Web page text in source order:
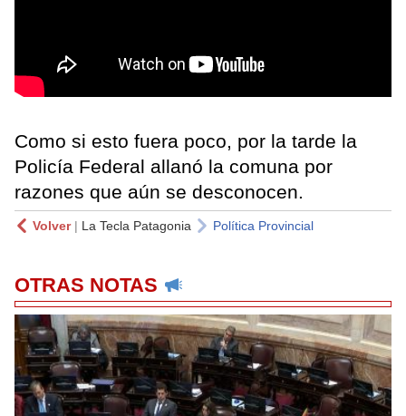
Como si esto fuera poco, por la tarde la
Policía Federal allanó la comuna por
razones que aún se desconocen.
Volver| La Tecla Patagonia Política Provincial
OTRAS NOTAS